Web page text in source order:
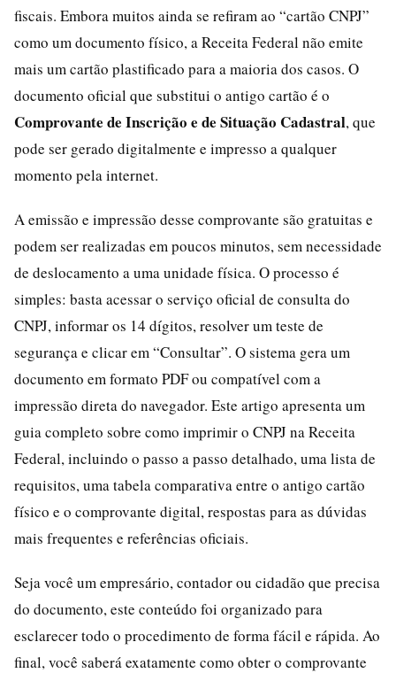
fiscais. Embora muitos ainda se refiram ao “cartão CNPJ”
como um documento físico, a Receita Federal não emite
mais um cartão plastificado para a maioria dos casos. O
documento oficial que substitui o antigo cartão é o
Comprovante de Inscrição e de Situação Cadastral, que
pode ser gerado digitalmente e impresso a qualquer
momento pela internet.
A emissão e impressão desse comprovante são gratuitas e
podem ser realizadas em poucos minutos, sem necessidade
de deslocamento a uma unidade física. O processo é
simples: basta acessar o serviço oficial de consulta do
CNPJ, informar os 14 dígitos, resolver um teste de
segurança e clicar em “Consultar”. O sistema gera um
documento em formato PDF ou compatível com a
impressão direta do navegador. Este artigo apresenta um
guia completo sobre como imprimir o CNPJ na Receita
Federal, incluindo o passo a passo detalhado, uma lista de
requisitos, uma tabela comparativa entre o antigo cartão
físico e o comprovante digital, respostas para as dúvidas
mais frequentes e referências oficiais.
Seja você um empresário, contador ou cidadão que precisa
do documento, este conteúdo foi organizado para
esclarecer todo o procedimento de forma fácil e rápida. Ao
final, você saberá exatamente como obter o comprovante